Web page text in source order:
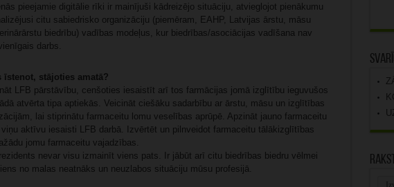
pieejamie digitālie rīki ir mainījuši kādreizējo situāciju, atvieglojot pienākumu
citu sabiedrisko organizāciju (piemēram, EAHP, Latvijas ārstu, māsu
biedrību) vadības modeļus, kur biedrības/asociācijas vadīšana nav
darbs.
stājoties amatā?
LFB pārstāvību, cenšoties iesaistīt arī tos farmācijas jomā izglītību ieguvušos
atvērta tipa aptiekās. Veicināt ciešāku sadarbību ar ārstu, māsu un izglītības
lai stiprinātu farmaceitu lomu veselības aprūpē. Apzināt jauno farmaceitu
aktīvu iesaisti LFB darbā. Izvērtēt un pilnveidot farmaceitu tālākizglītības
jomu farmaceitu vajadzības.
nevar visu izmainīt viens pats. Ir jābūt arī citu biedrības biedru vēlmei
no malas neatnāks un neuzlabos situāciju mūsu profesijā.